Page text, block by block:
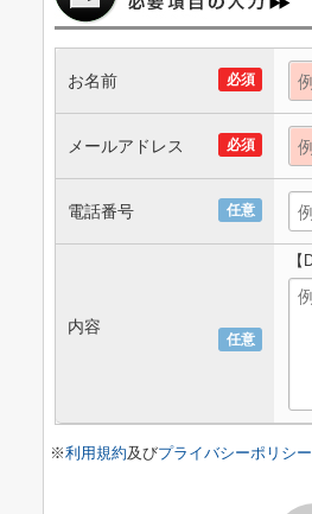
必須
お名前
必須
メールアドレス
任意
電話番号
任意
内容
※利用規約及びプライバシーポリシー